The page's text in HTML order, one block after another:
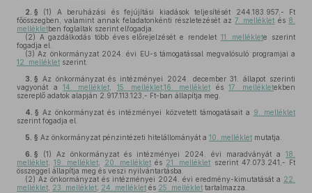
2. § (1)
A beruházási és fejújítási kiadások teljesítését 244.183.957,- Ft
főösszegben, valamint annak feladatonkénti részletezését az 7. melléklet és 8.
mellékletben foglaltak szerint elfogadja.
(2) A gazdálkodás több éves előrejelzését e rendelet 11. melléklete szerint
fogadja el.
(3) Az önkormányzat 2024. évi EU-s támogatással megvalósuló programjai a
12. melléklet szerint.
3. § Az önkormányzat és intézményei 2024. december 31. állapot szerinti
vagyonát a14. melléklet 15. melléklet,16. melléklet és17. mellékletekben
szereplő adatok alapján 2.917.113.123,- Ft-ban állapítja meg.
4. § Az önkormányzat és intézményei közvetett támogatásait a 9. melléklet
szerint fogadja el.
5. § Az önkormányzat pénzintézeti hitelállományát a 10. melléklet mutatja.
6. § (1) Az önkormányzat és intézményei 2024. évi maradványát a 18.
melléklet ,19. melléklet 20. mellékletés 21. melléklet szerint 47.073.241,- Ft
összeggel állapítja meg és veszi nyilvántartásba.
(2) Az önkormányzat és intézményei 2024. évi eredmény-kimutatását a 22.
melléklet 23. melléklet 24. melléklet és 25. melléklet tartalmazza.